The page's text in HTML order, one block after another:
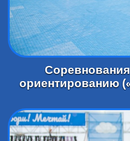
ориентированию